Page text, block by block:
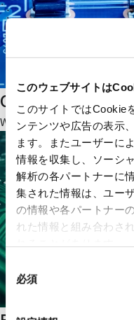
このウェブサイトは
このサイトではCookie
ンテンツや広告の表示
ます。またユーザーに
情報を収集し、ソーシ
解析の各パートナーに
集された情報は、ユー
の情報や各パートナー
れた情報と組み合わさ
同
の
選
必須
Circuit
We offer a variety of